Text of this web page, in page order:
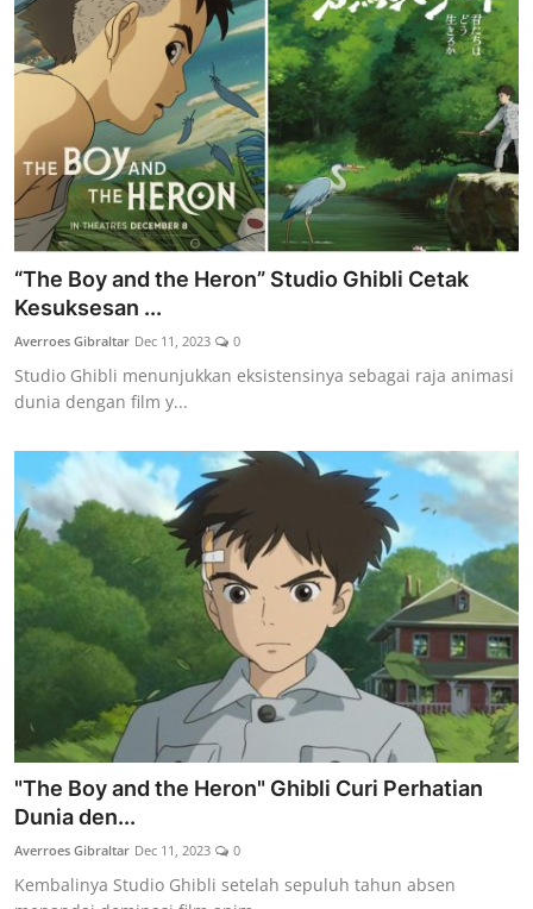
“The Boy and the Heron” Studio Ghibli Cetak
Kesuksesan ...
Averroes Gibraltar Dec 11, 2023 0
Studio Ghibli menunjukkan eksistensinya sebagai raja animasi
dunia dengan film y...
"The Boy and the Heron" Ghibli Curi Perhatian
Dunia den...
Averroes Gibraltar Dec 11, 2023 0
Kembalinya Studio Ghibli setelah sepuluh tahun absen